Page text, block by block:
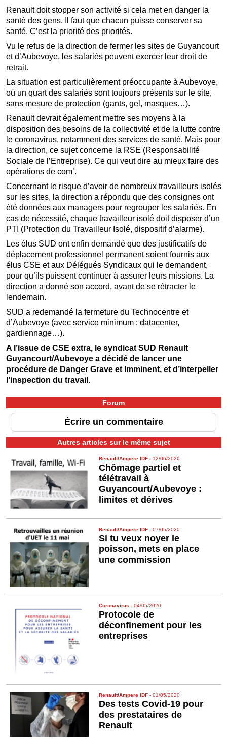
Renault doit stopper son activité si cela met en danger la
santé des gens. Il faut que chacun puisse conserver sa
santé. C’est la priorité des priorités.
Vu le refus de la direction de fermer les sites de Guyancourt
et d’Aubevoye, les salariés peuvent exercer leur droit de
retrait.
La situation est particulièrement préoccupante à Aubevoye,
où un quart des salariés sont toujours présents sur le site,
sans mesure de protection (gants, gel, masques…).
Renault devrait également mettre ses moyens à la
disposition des besoins de la collectivité et de la lutte contre
le coronavirus, notamment des services de santé. Mais pour
la direction, ce sujet concerne la RSE (Responsabilité
Sociale de l’Entreprise). Ce qui veut dire au mieux faire des
opérations de com’.
Concernant le risque d’avoir de nombreux travailleurs isolés
sur les sites, la direction a répondu que des consignes ont
été données aux managers pour regrouper les salariés. En
cas de nécessité, chaque travailleur isolé doit disposer d’un
PTI (Protection du Travailleur Isolé, dispositif d’alarme).
Les élus SUD ont enfin demandé que des justificatifs de
déplacement professionnel permanent soient fournis aux
élus CSE et aux Délégués Syndicaux qui le demandent,
pour qu’ils puissent continuer à assurer leurs missions. La
direction a donné son accord, avant de se rétracter le
lendemain.
SUD a redemandé la fermeture du Technocentre et
d’Aubevoye (avec service minimum : datacenter,
gardiennage…).
A l’issue de CSE extra, le syndicat SUD Renault
Guyancourt/Aubevoye a décidé de lancer une
procédure de Danger Grave et Imminent, et d’interpeller
l’inspection du travail.
Forum
Écrire un commentaire
Autres articles sur le même sujet
Renault/Ampere IDF - 12/06/2020
Chômage partiel et
télétravail à
Guyancourt/Aubevoye :
limites et dérives
Renault/Ampere IDF -07/05/2020
Si tu veux noyer le
poisson, mets en place
une commission
Coronavirus -04/05/2020
Protocole de
déconfinement pour les
entreprises
Renault/Ampere IDF -01/05/2020
Des tests Covid-19 pour
des prestataires de
Renault